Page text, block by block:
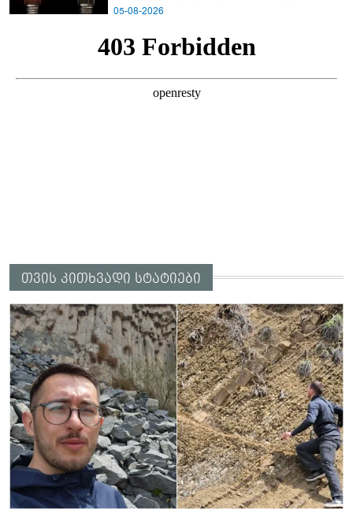
05-08-2026
თვის კითხვადი სტატიები